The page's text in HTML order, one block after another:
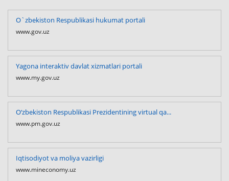
O`zbekiston Respublikasi hukumat portali
www.gov.uz
Yagona interaktiv davlat xizmatlari portali
www.my.gov.uz
O‘zbekiston Respublikasi Prezidentining virtual qa...
www.pm.gov.uz
Iqtisodiyot va moliya vazirligi
www.mineconomy.uz